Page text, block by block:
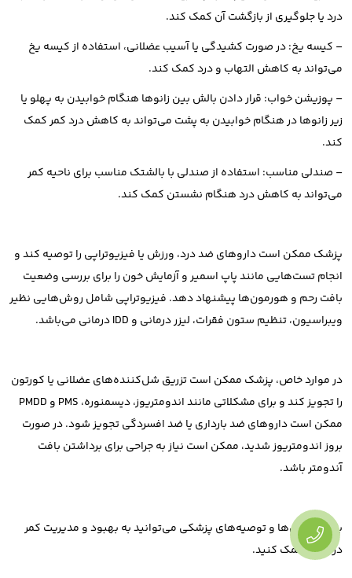
درد یا جلوگیری از بازگشت آن کمک کند.
– کیسه یخ: در صورت کشیدگی یا آسیب عضلانی، استفاده از کیسه یخ
می‌تواند به کاهش التهاب و درد کمک کند.
– پوزیشن خواب: قرار دادن بالش بین زانوها هنگام خوابیدن به پهلو یا
زیر زانوها در هنگام خوابیدن به پشت می‌تواند به کاهش درد کمر کمک
کند.
– صندلی مناسب: استفاده از صندلی با بالشتک مناسب برای ناحیه کمر
می‌تواند به کاهش درد هنگام نشستن کمک کند.
پزشک ممکن است داروهای ضد درد، ورزش یا فیزیوتراپی را توصیه کند و
انجام تست‌هایی مانند پاپ اسمیر و آزمایش خون را برای بررسی وضعیت
بافت رحم و هورمون‌ها پیشنهاد دهد. فیزیوتراپی شامل روش‌هایی نظیر
ویبراسیون، تنظیم ستون فقرات، لیزر درمانی و IDD درمانی می‌باشد.
در موارد خاص، پزشک ممکن است تزریق شل‌کننده‌های عضلانی یا کورتون
را تجویز کند و برای مشکلاتی مانند اندومتریوز، دیسمنوره، PMS و PMDD
ممکن است داروهای ضد بارداری یا ضد افسردگی تجویز شود. در صورت
بروز اندومتریوز شدید، ممکن است نیاز به جراحی برای برداشتن بافت
آندومتر باشد.
با این روش‌ها و توصیه‌های پزشکی می‌توانید به بهبود و مدیریت کمر
درد خود کمک کنید.